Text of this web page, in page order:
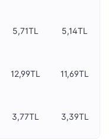
5,71TL 5,14TL
12,99TL 11,69TL
3,77TL 3,39TL